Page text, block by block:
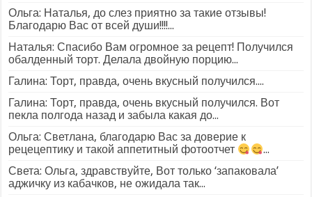
Ольга: Наталья, до слез приятно за такие отзывы!
Благодарю Вас от всей души!!!!...
Наталья: Спасибо Вам огромное за рецепт! Получился
обалденный торт. Делала двойную порцию...
Галина: Торт, правда, очень вкусный получился....
Галина: Торт, правда, очень вкусный получился. Вот
пекла полгода назад и забыла какая до...
Ольга: Светлана, благодарю Вас за доверие к
рецецептику и такой аппетитный фотоотчет
...
Света: Ольга, здравствуйте, Вот только ‘запаковала’
аджичку из кабачков, не ожидала так...